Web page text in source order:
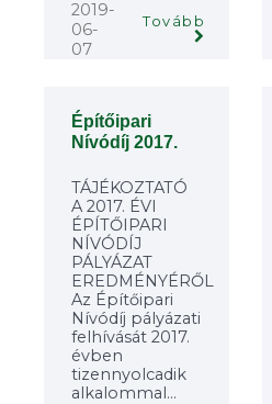
2019-
06-
07
Tovább
Építőipari
Nívódíj 2017.
TÁJÉKOZTATÓ
A 2017. ÉVI
ÉPÍTŐIPARI
NÍVÓDÍJ
PÁLYÁZAT
EREDMÉNYÉRŐL
Az Építőipari
Nívódíj pályázati
felhívását 2017.
évben
tizennyolcadik
alkalommal...